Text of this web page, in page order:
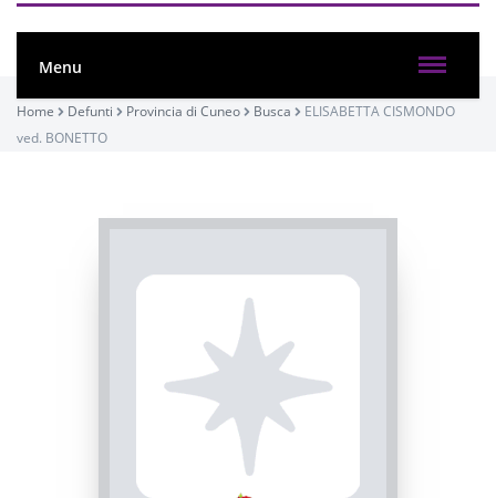
Menu
Home Defunti Provincia di Cuneo Busca
ELISABETTA CISMONDO
ved. BONETTO
FUNERALE
Busca, Chiesa parrocchiale di Busca - Maria Vergine
Busca, Chiesa parrocchiale di Busca - Maria Vergine
Visibile a tutti gli utenti